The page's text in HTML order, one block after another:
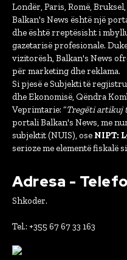
Londër, Paris, Romë,
Balkan's News është një
dhe është rreptësisht i
gazetarisë profesionale.
vizitorësh, Balkan's News
për marketing dhe reklama.
Si pjesë e Subjekti të
dhe Ekonomisë, Qëndra
Veprimtarie: “Tregëti artikuj
portali Balkan's News, me
subjektit (NUIS), ose NIPT:
serioze me elementë fiskalë
Adresa -
Shkoder.
Tel.: +355 67 67 33 163